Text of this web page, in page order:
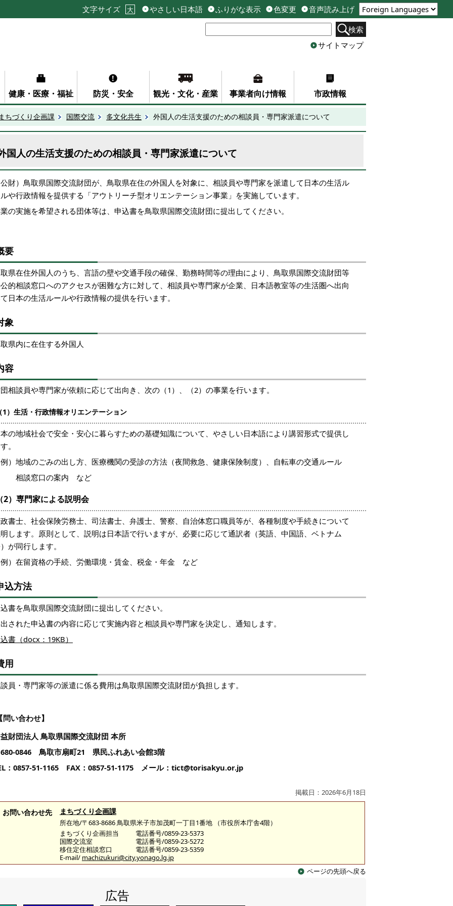
文字サイズ 大 やさしい日本語 ふりがな表示 色変更
音声読み上げ
検索
サイトマップ
健康・医療・福祉 防災・安全 観光・文化・産業 事業者向け情報 市政情報
ちづくり企画課 国際交流 多文化共生 外国人の生活支援のための相談員・専門家派遣について
国人の生活支援のための相談員・専門家派遣について
財）鳥取県国際交流財団が、鳥取県在住の外国人を対象に、 相談員や専門家を派遣して 日本の生活ル
や行政情報を提供する「アウトリーチ型オリエンテーション事業」を実施しています。
の実施を希望される団体等は、申込書を鳥取県国際交流財団に提出してください。
要
県在住外国人のうち、言語の壁や交通手段の確保、勤務時間等の理由により、鳥取県国際交流財団等
的相談窓口へのアクセスが困難な方に対して、相談員や専門家が企業、日本語教室等の生活圏へ出向
日本の生活ルールや行政情報の提供を行います。
象
県内に在住する外国人
容
相談員や専門家が依頼に応じて出向き、次の（1）、（2）の事業を行います。
1）生活・行政情報オリエンテーション
の地域社会で安全・安心に暮らすための基礎知識について、やさしい日本語により講習形式で提供し
。
）地域のごみの出し方、医療機関の受診の方法（夜間救急、健康保険制度）、自転車の交通ルール
談窓口の案内 など
2）専門家による説明会
書士、社会保険労務士、司法書士、弁護士、警察、自治体窓口職員等が、各種制度や手続きについて
します。原則として、説明は日本語で行いますが、必要に応じて通訳者（英語、中国語、ベトナム
が同行します。
）在留資格の手続、労働環境・賃金、税金・年金 など
込方法
書を鳥取県国際交流財団に提出してください。
された申込書の内容に応じて実施内容と相談員や専門家を決定し、通知します。
書（docx：19KB）
用
員・専門家等の派遣に係る費用は鳥取県国際交流財団が負担します。
問い合わせ】
財団法人 鳥取県国際交流財団 本所
0846 鳥取市扇町21 県民ふれあい会館3階
：0857-51-1165 FAX：0857-51-1175 メール：tict@torisakyu.or.jp
掲載日：2026年6月18日
お問い合わせ先 まちづくり企画課
所在地/〒683-8686 鳥取県米子市加茂町一丁目1番地 （市役所本庁舎4階）
まちづくり企画担当
電話番号/0859-23-5373
国際交流室
電話番号/0859-23-5272
移住定住相談窓口
電話番号/0859-23-5359
E-mail/ machizukuri@city.yonago.lg.jp
ページの先頭へ戻る
広告